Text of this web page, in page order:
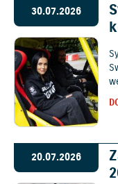
30.07.2026
20.07.2026